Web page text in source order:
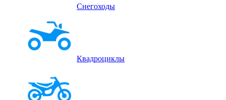
Снегоходы
Квадроциклы